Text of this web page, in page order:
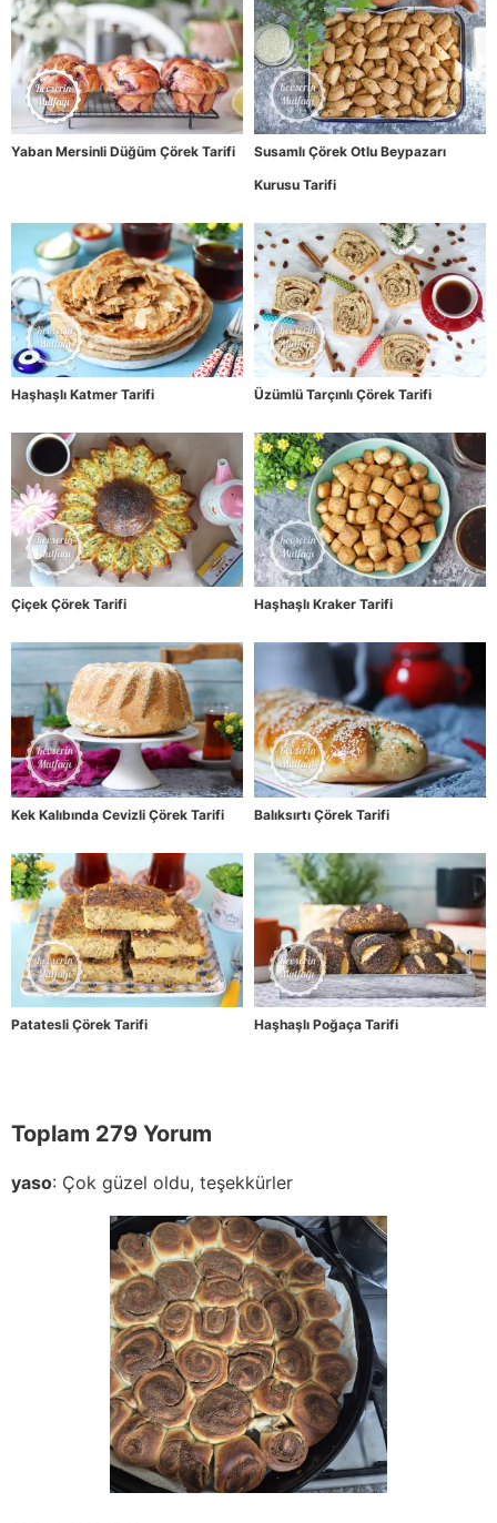
Yaban Mersinli Düğüm Çörek Tarifi
Susamlı Çörek Otlu Beypazarı
Kurusu Tarifi
Haşhaşlı Katmer Tarifi Üzümlü Tarçınlı Çörek Tarifi
Çiçek Çörek Tarifi Haşhaşlı Kraker Tarifi
Kek Kalıbında Cevizli Çörek Tarifi Balıksırtı Çörek Tarifi
Patatesli Çörek Tarifi Haşhaşlı Poğaça Tarifi
Toplam 279 Yorum
yaso: Çok güzel oldu, teşekkürler